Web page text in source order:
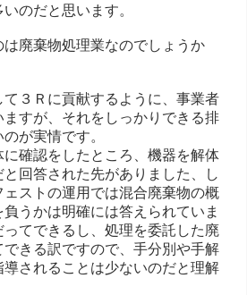
のだと思います。
廃棄物処理業なのでしょうか
て３Ｒに貢献するように、事業者
すが、それをしっかりできる排
が実情です。
に確認をしたところ、機器を解体
回答された先がありました、し
ストの運用では混合廃棄物の概
うかは明確には答えられていま
てできるし、処理を委託した廃
きる訳ですので、手分別や手解
されることは少ないのだと理解